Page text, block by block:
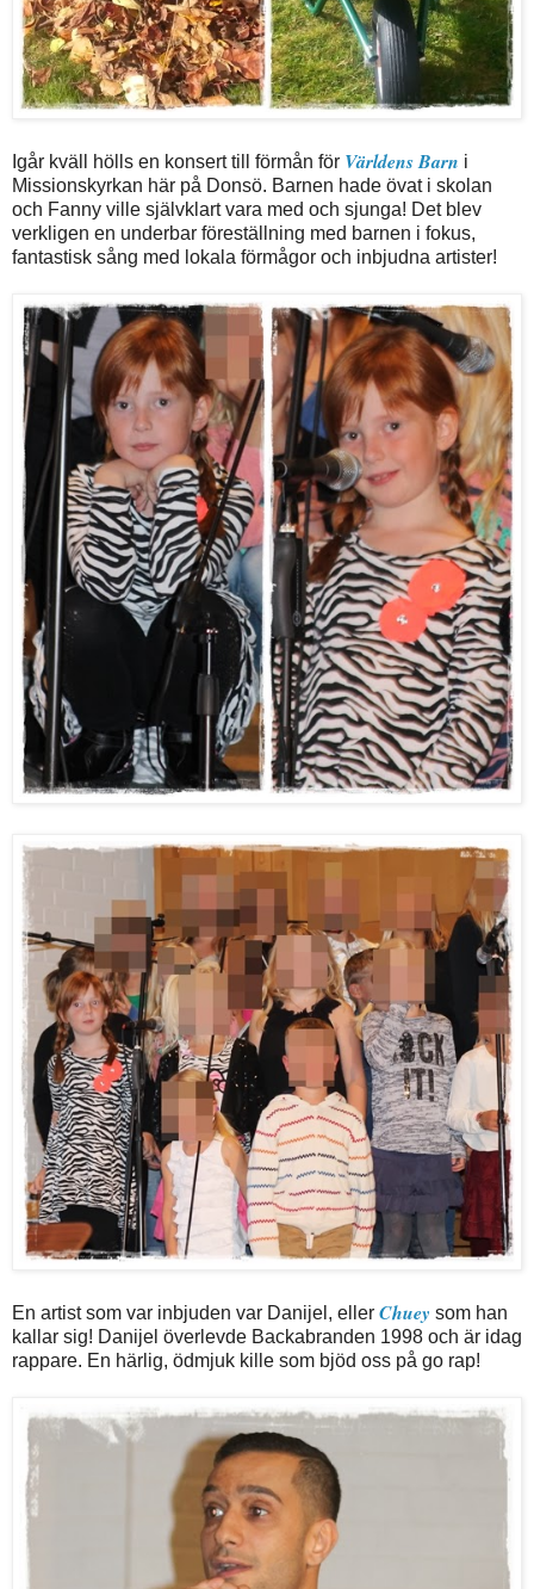
Igår kväll hölls en konsert till förmån för Världens Barn i
Missionskyrkan här på Donsö. Barnen hade övat i skolan
och Fanny ville självklart vara med och sjunga! Det blev
verkligen en underbar föreställning med barnen i fokus,
fantastisk sång med lokala förmågor och inbjudna artister!
En artist som var inbjuden var Danijel, eller Chuey som han
kallar sig! Danijel överlevde Backabranden 1998 och är idag
rappare. En härlig, ödmjuk kille som bjöd oss på go rap!